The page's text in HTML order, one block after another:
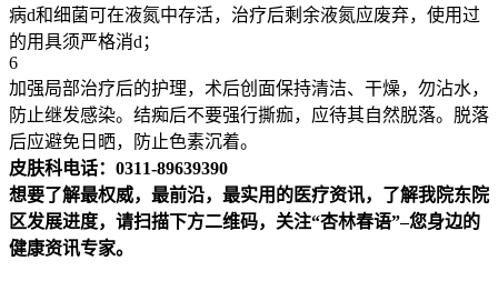
病d和细菌可在液氮中存活，治疗后剩余液氮应废弃，使用过
的用具须严格消d；
6
加强局部治疗后的护理，术后创面保持清洁、干燥，勿沾水，
防止继发感染。结痴后不要强行撕痂，应待其自然脱落。脱落
后应避免日晒，防止色素沉着。
皮肤科电话：0311-89639390
想要了解最权威，最前沿，最实用的医疗资讯，了解我院东院
区发展进度，请扫描下方二维码，关注“杏林春语”–您身边的
健康资讯专家。